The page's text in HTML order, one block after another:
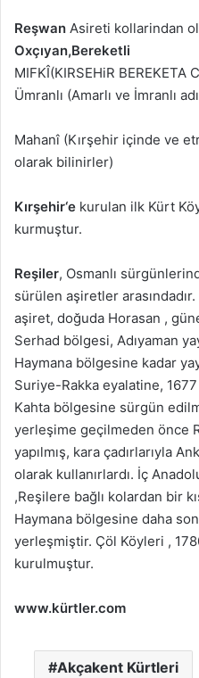
Reşwan Asireti kollarindan
Oxçıyan,Bereketli
MIFKÎ(KIRSEHiR BEREKETA
Ümranlı (Amarlı ve İmranlı
Mahanî (Kırşehir içinde ve
olarak bilinirler)
Kırşehir‘e kurulan ilk Kürt
kurmuştur.
Reşiler, Osmanlı
sürülen aşiretler
aşiret, doğuda Horasan ,
Serhad bölgesi, Adıyaman
Haymana bölgesine kadar
Suriye-Rakka eyalatine,
Kahta bölgesine sürgün
yerleşime geçilmeden önce
yapılmış, kara çadırlarıyla
olarak kullanırlardı. İç
,Reşilere bağlı kolardan bir
Haymana bölgesine daha
yerleşmiştir. Çöl Köyleri ,
kurulmuştur.
www.kürtler.com
Akçakent Kürtleri